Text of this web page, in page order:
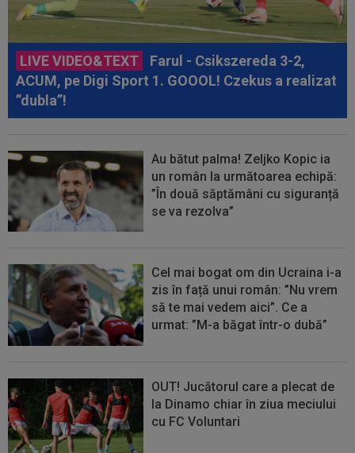
LIVE VIDEO&TEXT
Farul - Csikszereda 3-2,
ACUM, pe Digi Sport 1. GOOOL! Czekus a realizat
”dubla”!
Au bătut palma! Zeljko Kopic ia
un român la următoarea echipă:
”În două săptămâni cu siguranță
se va rezolva”
Cel mai bogat om din Ucraina i-a
zis în față unui român: ”Nu vrem
să te mai vedem aici”. Ce a
urmat: ”M-a băgat într-o dubă”
OUT! Jucătorul care a plecat de
la Dinamo chiar în ziua meciului
cu FC Voluntari